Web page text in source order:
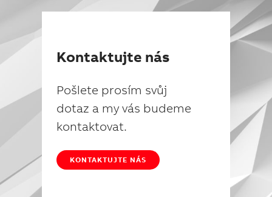
Kontaktujte nás
Pošlete prosím svůj
dotaz a my vás budeme
kontaktovat.
KONTAKTUJTE NÁS